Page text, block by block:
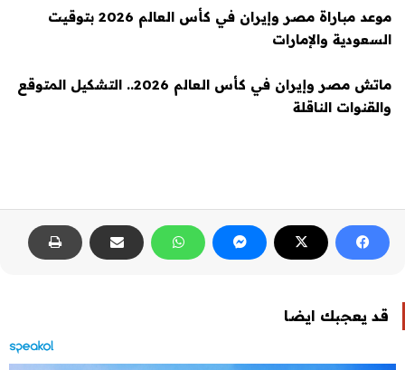
موعد مباراة مصر وإيران في كأس العالم 2026 بتوقيت
السعودية والإمارات
ماتش مصر وإيران في كأس العالم 2026.. التشكيل المتوقع
والقنوات الناقلة
قد يعجبك ايضا